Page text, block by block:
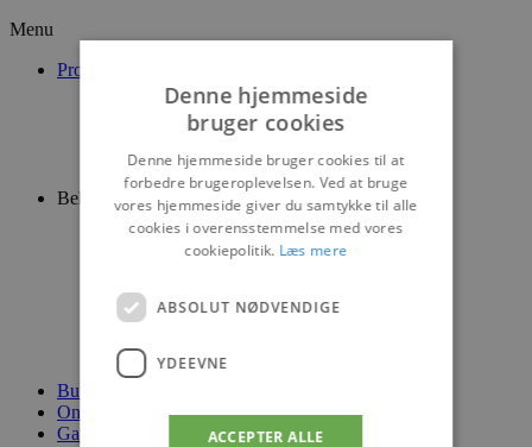
Menu
Produkter
Ansigtspleje
Negle
Bolig
Behandlinger
Ansigtsbehandlinger
Special behandlinger – Medex
Hænder og fødder
Vipper og bryn
Vippe extensions
Permanent make-up
Hårfjerning m. voks
Butikken
Online tidsbestilling
Gavekort
Denne hjemmeside
bruger cookies
Denne hjemmeside bruger cookies til at
forbedre brugeroplevelsen. Ved at bruge
vores hjemmeside giver du samtykke til alle
cookies i overensstemmelse med vores
cookiepolitik. Læs mere
ABSOLUT NØDVENDIGE
YDEEVNE
ACCEPTER ALLE